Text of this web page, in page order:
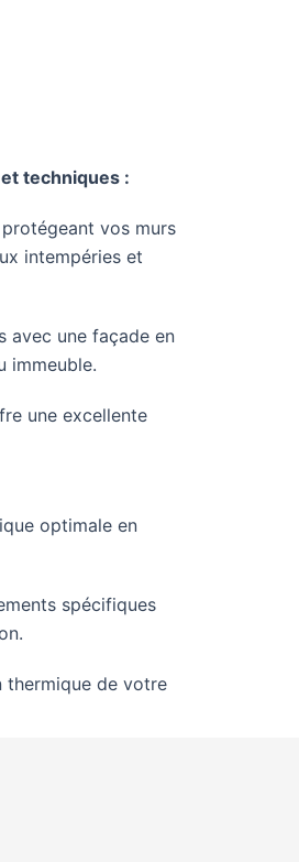
techniques :
vos murs
intempéries et
avec une façade en
immeuble.
une excellente
optimale en
spécifiques
thermique de votre